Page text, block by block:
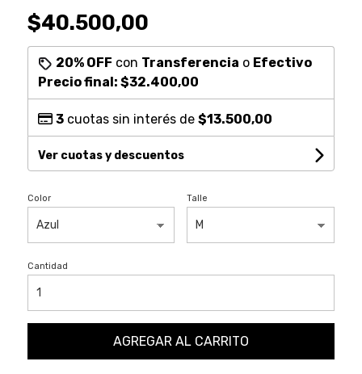
$40.500,00
20% OFF con Transferencia o Efectivo
Precio final: $32.400,00
3cuotas sin interés de $13.500,00
Ver cuotas y descuentos
Color Talle
Cantidad
AGREGAR AL CARRITO